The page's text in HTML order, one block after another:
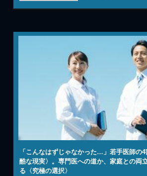
「こんなはずじゃなかった…」若手医師の
酷な現実〉。専門医への道か、家庭との両
る〈究極の選択〉